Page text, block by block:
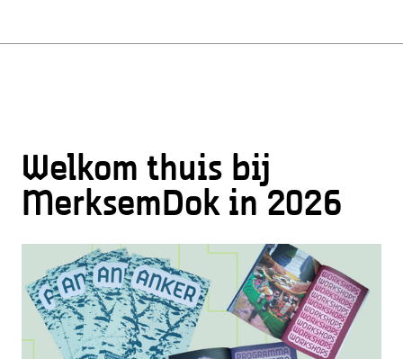
Welkom thuis bij
MerksemDok in 2026